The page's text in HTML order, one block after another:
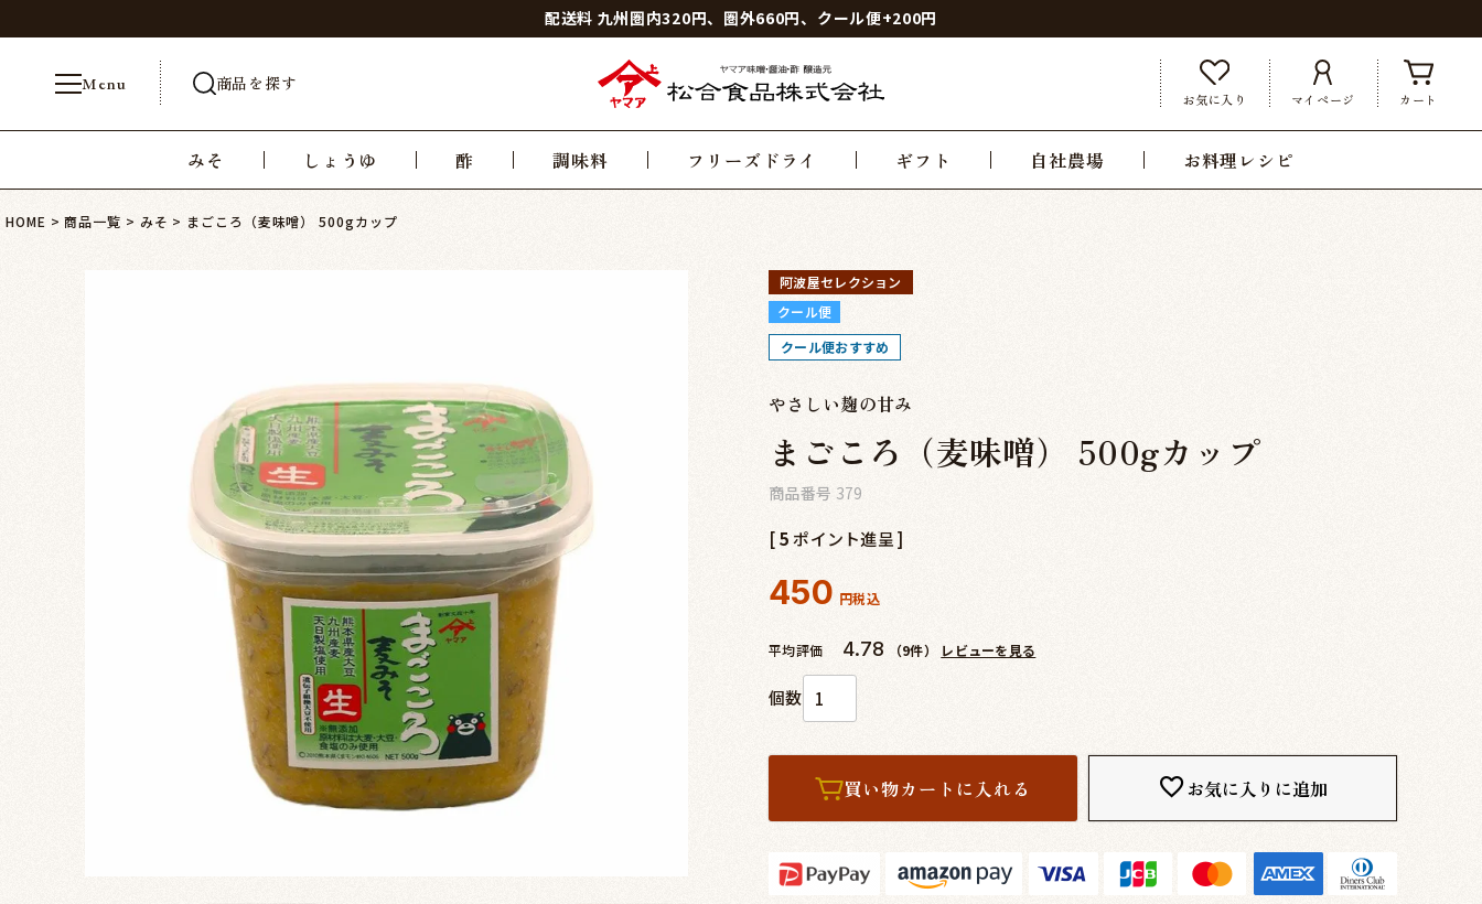
配送料 九州圏内320円、圏外660円、クール便+200円
Menu 商品を探す
お気に入り マイページ カート
みそ しょうゆ 酢 調味料 フリーズドライ ギフト 自社農場 お料理レシピ
HOME 商品一覧 みそ まごころ（麦味噌） 500gカップ
阿波屋セレクション
クール便
クール便おすすめ
やさしい麹の甘み
まごころ（麦味噌） 500gカップ
商品番号 379
[5 ポイント進呈 ]
450 税込
平均評価 4.78 （9件） レビューを見る
お気に入りに追加
買い物カートに入れる